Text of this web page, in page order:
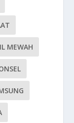
MEWAH